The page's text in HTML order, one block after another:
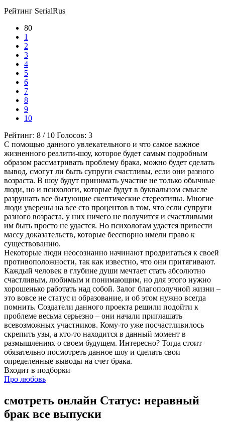
Рейтинг SerialRus
80
1
2
3
4
5
6
7
8
9
10
Рейтинг: 8 / 10 Голосов: 3
С помощью данного увлекательного и что самое важное
жизненного реалити-шоу, которое будет самым подробным
образом рассматривать проблему брака, можно будет сделать
вывод, смогут ли быть супруги счастливы, если они разного
возраста. В шоу будут принимать участие не только обычные
люди, но и психологи, которые будут в буквальном смысле
разрушать все бытующие скептические стереотипы. Многие
люди уверены на все сто процентов в том, что если супруги
разного возраста, у них ничего не получится и счастливыми
им быть просто не удастся. Но психологам удастся привести
массу доказательств, которые бесспорно имели право к
существованию.
Некоторые люди неосознанно начинают продвигаться к своей
противоположности, так как известно, что они притягивают.
Каждый человек в глубине души мечтает стать абсолютно
счастливым, любимым и понимающим, но для этого нужно
хорошенько работать над собой. Залог благополучной жизни –
это вовсе не статус и образование, и об этом нужно всегда
помнить. Создатели данного проекта решили подойти к
проблеме весьма серьезно – они начали приглашать
всевозможных участников. Кому-то уже посчастливилось
скрепить узы, а кто-то находится в данный момент в
размышлениях о своем будущем. Интересно? Тогда стоит
обязательно посмотреть данное шоу и сделать свои
определенные выводы на счет брака.
Входит в подборки
Про любовь
смотреть онлайн Статус: неравный
брак все выпуски